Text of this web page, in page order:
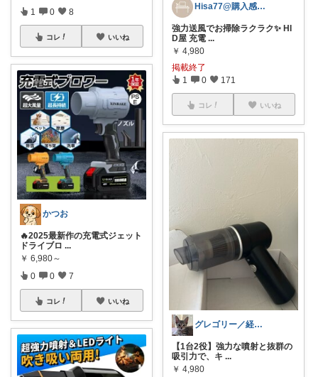
1 0 8
コレ いいね
かつお
🔥2025最新作の充電式ジェット
ドライブロ ...
￥ 6,980～
0 0 7
コレ いいね
Hisa77@購入感謝です！
強力送風でお掃除ラクラク✨ HI
D屋 充電 ...
￥ 4,980
掲載終了
1 0 171
コレ いいね
グレゴリー／経由購入感謝です💕
【1台2役】強力な噴射と抜群の
吸引力で、キ ...
￥ 4,980